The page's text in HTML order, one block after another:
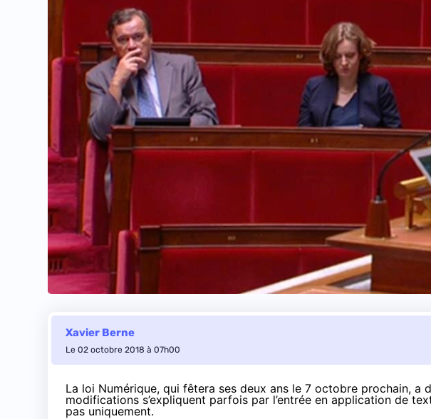
Xavier Berne
Le 02 octobre 2018 à 07h00
La loi Numérique, qui fêtera ses deux ans le 7 octobre prochain, a
modifications s’expliquent parfois par l’entrée en application de
pas uniquement.